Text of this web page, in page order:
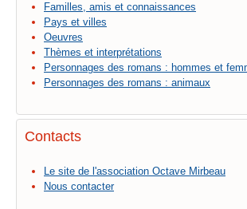
Familles, amis et connaissances
Pays et villes
Oeuvres
Thèmes et interprétations
Personnages des romans : hommes et
Personnages des romans : animaux
Contacts
Le site de l'association Octave Mirbeau
Nous contacter